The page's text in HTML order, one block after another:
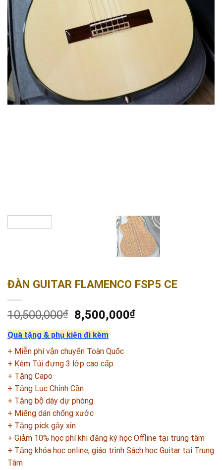
ĐÀN GUITAR FLAMENCO FSP5 CE
10,500,000₫ 8,500,000₫
Quà tặng & phụ kiện đi kèm
+ Miễn phí vận chuyển Toàn Quốc
+ Kèm Túi đựng 3 lớp cao cấp
+ Tặng Capo
+ Tặng Lục Chỉnh Cần
+ Tặng bộ dây dự phòng
+ Miếng dán chống xước
+ Tặng pick gảy xịn
+ Giảm 10% học phí khi đăng ký học Offline tại trung tâm
+ Tặng khóa học online, giáo trình Sách học Guitar tại Trung
Tâm